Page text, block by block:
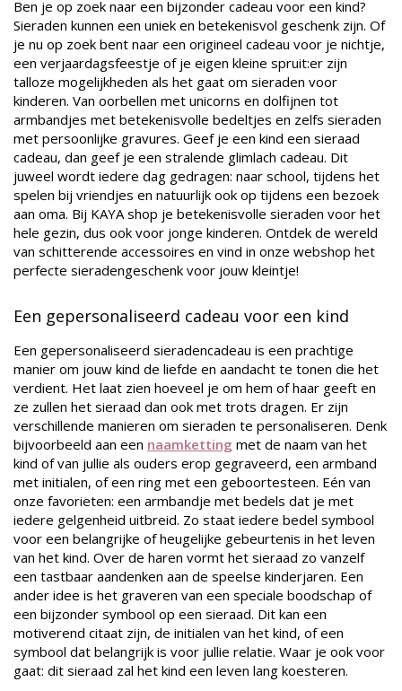
Ben je op zoek naar een bijzonder cadeau voor een kind?
Sieraden kunnen een uniek en betekenisvol geschenk zijn. Of
je nu op zoek bent naar een origineel cadeau voor je nichtje,
een verjaardagsfeestje of je eigen kleine spruit:er zijn
talloze mogelijkheden als het gaat om sieraden voor
kinderen. Van oorbellen met unicorns en dolfijnen tot
armbandjes met betekenisvolle bedeltjes en zelfs sieraden
met persoonlijke gravures. Geef je een kind een sieraad
cadeau, dan geef je een stralende glimlach cadeau. Dit
juweel wordt iedere dag gedragen: naar school, tijdens het
spelen bij vriendjes en natuurlijk ook op tijdens een bezoek
aan oma. Bij KAYA shop je betekenisvolle sieraden voor het
hele gezin, dus ook voor jonge kinderen. Ontdek de wereld
van schitterende accessoires en vind in onze webshop het
perfecte sieradengeschenk voor jouw kleintje!
Een gepersonaliseerd cadeau voor een kind
Een gepersonaliseerd sieradencadeau is een prachtige
manier om jouw kind de liefde en aandacht te tonen die het
verdient. Het laat zien hoeveel je om hem of haar geeft en
ze zullen het sieraad dan ook met trots dragen. Er zijn
verschillende manieren om sieraden te personaliseren. Denk
bijvoorbeeld aan een naamketting met de naam van het
kind of van jullie als ouders erop gegraveerd, een armband
met initialen, of een ring met een geboortesteen. Eén van
onze favorieten: een armbandje met bedels dat je met
iedere gelgenheid uitbreid. Zo staat iedere bedel symbool
voor een belangrijke of heugelijke gebeurtenis in het leven
van het kind. Over de haren vormt het sieraad zo vanzelf
een tastbaar aandenken aan de speelse kinderjaren. Een
ander idee is het graveren van een speciale boodschap of
een bijzonder symbool op een sieraad. Dit kan een
motiverend citaat zijn, de initialen van het kind, of een
symbool dat belangrijk is voor jullie relatie. Waar je ook voor
gaat: dit sieraad zal het kind een leven lang koesteren.